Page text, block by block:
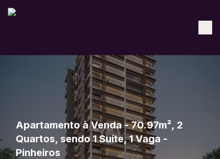
Apartamento à Venda - 70.97m², 2
Quartos, sendo 1 Suíte, 1 Vaga -
Pinheiros